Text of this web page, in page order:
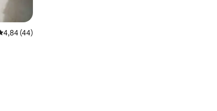
de uma avaliação média de 5, 44 avaliações
4,84 (44)